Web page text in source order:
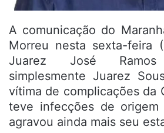
A comunicação do
Morreu nesta sexta-feira
Juarez José
simplesmente Juarez
vítima de complicações da
teve infecções de origem
agravou ainda mais seu